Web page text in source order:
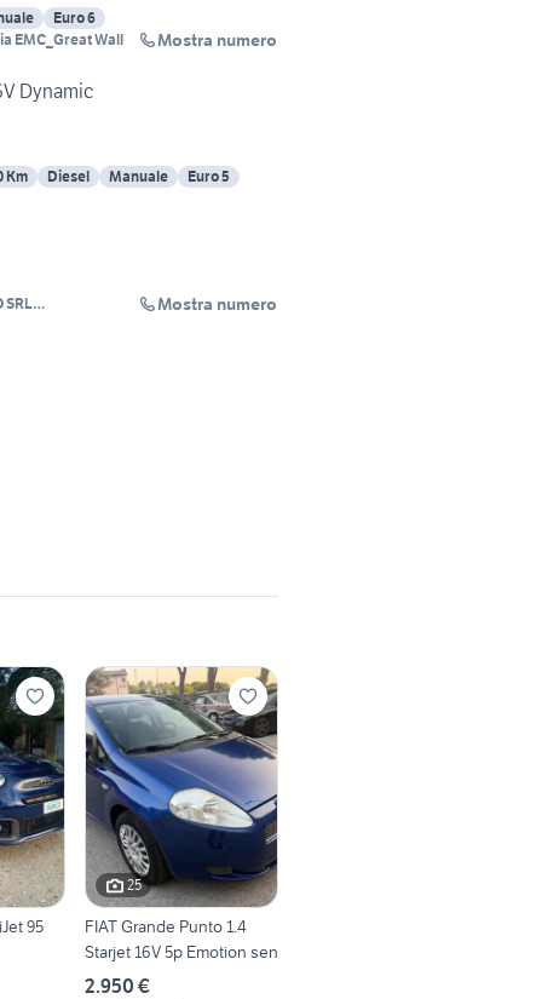
Euro 6
EMC_Great Wall
Mostra numero
Dynamic
Km Diesel Manuale Euro 5
SRL
Mostra numero
95
25
FIAT Grande Punto 1.4
Starjet 16V 5p Emotion sen
2.950 €